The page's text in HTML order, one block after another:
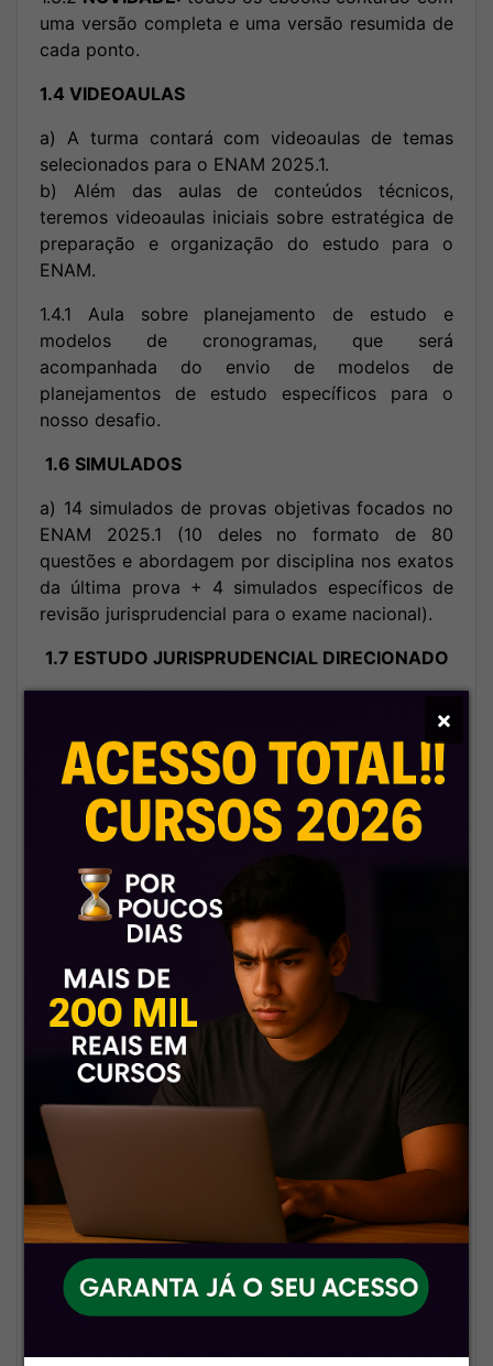
uma versão completa e uma versão resumida de
cada ponto.
1.4 VIDEOAULAS
a) A turma contará com videoaulas de temas
selecionados para o ENAM 2025.1.
b) Além das aulas de conteúdos técnicos,
teremos videoaulas iniciais sobre estratégica de
preparação e organização do estudo para o
ENAM.
1.4.1 Aula sobre planejamento de estudo e
modelos de cronogramas, que será
acompanhada do envio de modelos de
planejamentos de estudo específicos para o
nosso desafio.
1.6 SIMULADOS
a) 14 simulados de provas objetivas focados no
ENAM 2025.1 (10 deles no formato de 80
questões e abordagem por disciplina nos exatos
da última prova + 4 simulados específicos de
revisão jurisprudencial para o exame nacional).
1.7 ESTUDO JURISPRUDENCIAL DIRECIONADO
disciplinas, os quais serão acompanhados de 4
simulados específicos para revisão desta
importante fonte de estudo.
Além disso, nossos alunos receberão um material
de súmulas dos tribunais superiores divididas por
1.8 PESQUISA DE BANCA COMPLETA e
PROVAS COMENTADAS
a) Análises estratégicas (raios-x) com o
direcionamento de estudo nas disciplinas
constantes no último edital (que valerá em
consideração a atuação da banca na última
prova).
b) Estudo direcionado sobre cada examinador(a)
apontado para a equipe de elaboração de
questões para o exame nacional (inclusive sobre
a vida acadêmica e profissional em termos que
possam interessar ao nosso olhar para
antecipação de questões).
c) Provas comentadas do ENAM 2024.1 (prova
nacional e reaplicação do ENAM) e ENAM
2024.2. Ao todo, serão três provas completas
×